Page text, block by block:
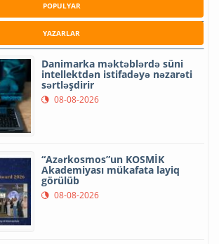
POPULYAR
YAZARLAR
Danimarka məktəblərdə süni
intellektdən istifadəyə nəzarəti
sərtləşdirir
08-08-2026
“Azərkosmos”un KOSMİK
Akademiyası mükafata layiq
görülüb
08-08-2026